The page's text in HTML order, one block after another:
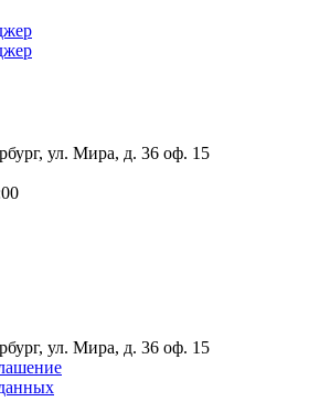
ул. Мира, д. 36 оф. 15
ул. Мира, д. 36 оф. 15